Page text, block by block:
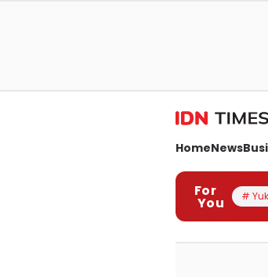
HomeNews
For
You #